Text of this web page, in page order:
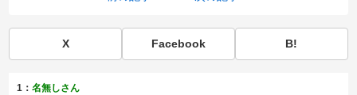
X Facebook B!
1：名無しさん